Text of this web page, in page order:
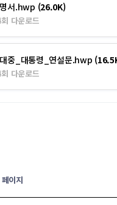
서.hwp (26.0K)
다운로드
중_대통령_연설문.hwp
다운로드
이지